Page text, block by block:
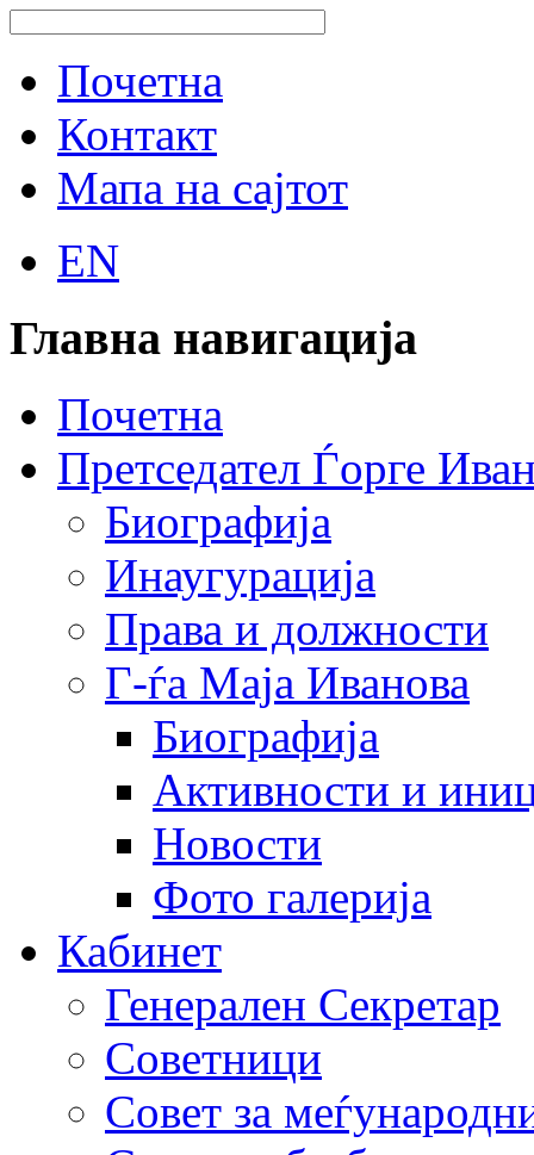
Почетна
Контакт
Мапа на сајтот
EN
Главна навигација
Почетна
Претседател Ѓорге
Биографија
Инаугурација
Права и должности
Г-ѓа Маја Иванова
Биографија
Активности и
Новости
Фото галерија
Кабинет
Генерален Секретар
Советници
Совет за